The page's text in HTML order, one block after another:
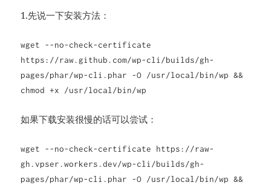
1.先说一下安装方法：
wget --no-check-certificate
https://raw.github.com/wp-cli/builds/gh-
pages/phar/wp-cli.phar -O /usr/local/bin/wp &&
chmod +x /usr/local/bin/wp
如果下载安装很慢的话可以尝试：
wget --no-check-certificate https://raw-
gh.vpser.workers.dev/wp-cli/builds/gh-
pages/phar/wp-cli.phar -O /usr/local/bin/wp &&